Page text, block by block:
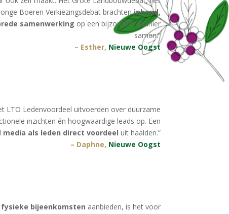
Boeren Verkiezingsdebat brachteninhoud,
samenwerking op een bijzondere manier
samen.”
– Esther, Nieuwe Oogst
LTO Ledenvoordeel uitvoerden over duurzame
inzichten én hoogwaardige leads op. Een
media als leden direct voordeel uit haalden.”
– Daphne, Nieuwe Oogst
fysieke bijeenkomsten aanbieden, is het voor